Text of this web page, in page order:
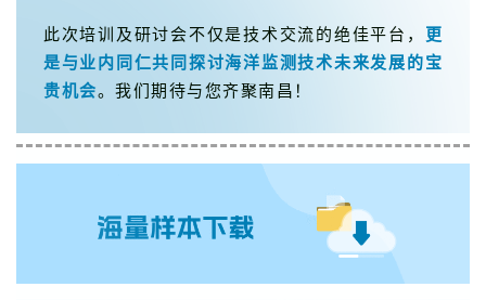
此次培训及研讨会不仅是技术交流的绝佳平台， 更
是与业内同仁共同探讨海洋监测技术未来发展的宝
贵机会。我们期待与您齐聚南昌！